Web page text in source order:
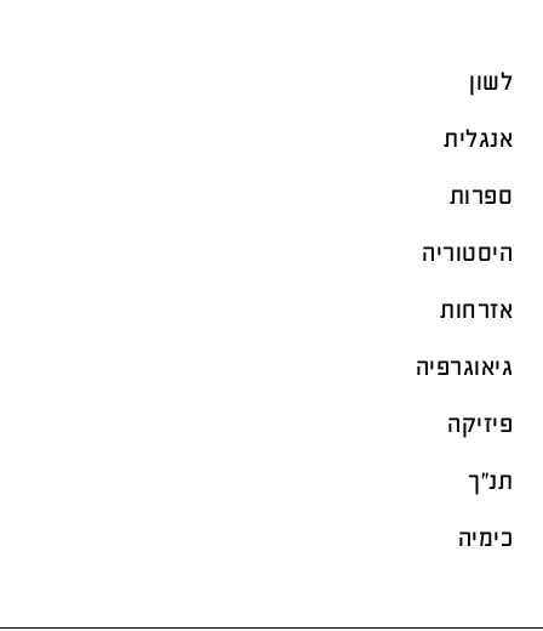
לשון
אנגלית
ספרות
היסטוריה
אזרחות
גיאוגרפיה
פיזיקה
תנ"ך
כימיה